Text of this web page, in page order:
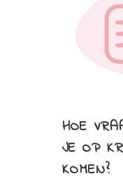
HOE
JE OP
KOMEN?